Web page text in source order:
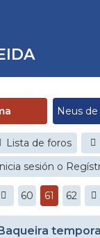
Lista de foros
sesión o
60 61 62